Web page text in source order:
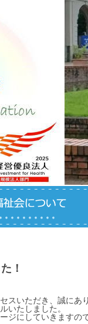
！
スいただき、誠にあ
いたしました。
ジにしていきますの